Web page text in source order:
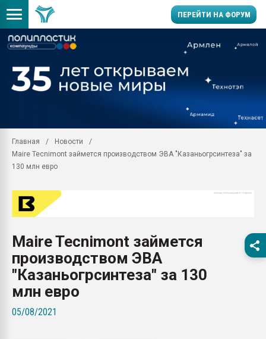
ПЕРЕЙТИ НА ФОРУМ
производство SPC
заводу пластмасс"
28.07.2026
ситуацией на
Всё, что касается
Главная
Новости
Maire Tecnimont займется производством ЭВА "Казаньогрсинтеза" за
130 млн евро
Maire Tecnimont займется
производством ЭВА
"Казаньогрсинтеза" за 130
млн евро
05/08/2021